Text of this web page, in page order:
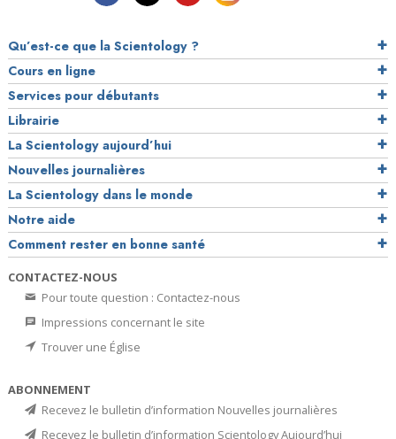
Qu’est-ce que la Scientology ?
Cours en ligne
Services pour débutants
Librairie
La Scientology aujourd’hui
Nouvelles journalières
La Scientology dans le monde
Notre aide
Comment rester en bonne santé
CONTACTEZ-NOUS
Pour toute question : Contactez-nous
Impressions concernant le site
Trouver une Église
ABONNEMENT
Recevez le bulletin d’information Nouvelles journalières
Recevez le bulletin d’information Scientology Aujourd’hui